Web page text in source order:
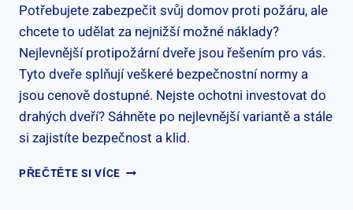
Potřebujete zabezpečit svůj domov proti požáru, ale
chcete to udělat za nejnižší možné náklady?
Nejlevnější protipožární dveře jsou řešením pro vás.
Tyto dveře splňují veškeré bezpečnostní normy a
jsou cenově dostupné. Nejste ochotni investovat do
drahých dveří? Sáhněte po nejlevnější variantě a stále
si zajistíte bezpečnost a klid.
PŘEČTĚTE SI VÍCENEJLEVNĚJŠÍ